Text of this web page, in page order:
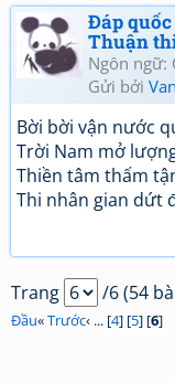
Đáp
Thuận
Ngôn ngữ:
Gửi bởi
Bời bời vận nước
Trời Nam mở
Thiền tâm thấm
Thi nhân gian dứt
Trang /6 (54
Đầu«Trước‹ ... [4] [5] [6]